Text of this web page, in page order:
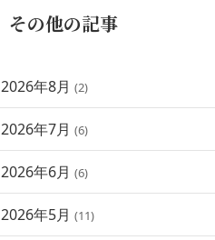
その他の記事
2026年8月 (2)
2026年7月 (6)
2026年6月 (6)
2026年5月 (11)